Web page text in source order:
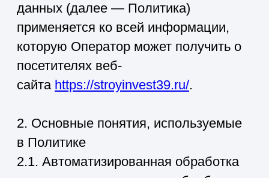
данных — временное прекращение
обработки персональных данных (за
исключением случаев, если
обработка необходима для уточнения
персональных данных).
графических и информационных
их доступность в сети интернет по
сетевому
адресуhttps://stroyinvest39.ru/ .
2.4. Информационная система